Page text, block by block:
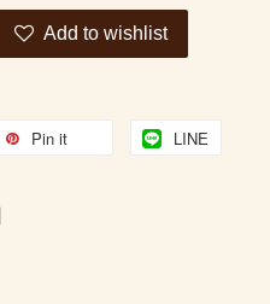
Add to wishlist
Pin it LINE